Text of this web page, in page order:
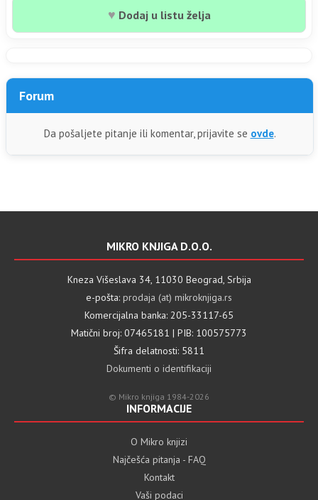
♥ Dodaj u listu želja
Forum
Da pošaljete pitanje ili komentar, prijavite se ovde.
MIKRO KNJIGA D.O.O.
Kneza Višeslava 34, 11030 Beograd, Srbija
e-pošta: prodaja (at) mikroknjiga.rs
Komercijalna banka: 205-33117-65
Matični broj: 07465181 | PIB: 100575773
Šifra delatnosti: 5811
Dokumenti o identifikaciji
© Mikro knjiga 1984-2026
INFORMACIJE
O Mikro knjizi
Najčešća pitanja - FAQ
Kontakt
Vaši podaci